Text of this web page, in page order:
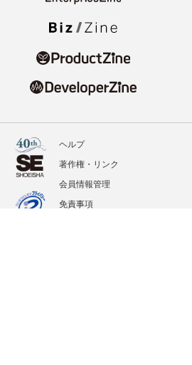
ヘルプ
著作権・リンク
会員情報管理
免責事項